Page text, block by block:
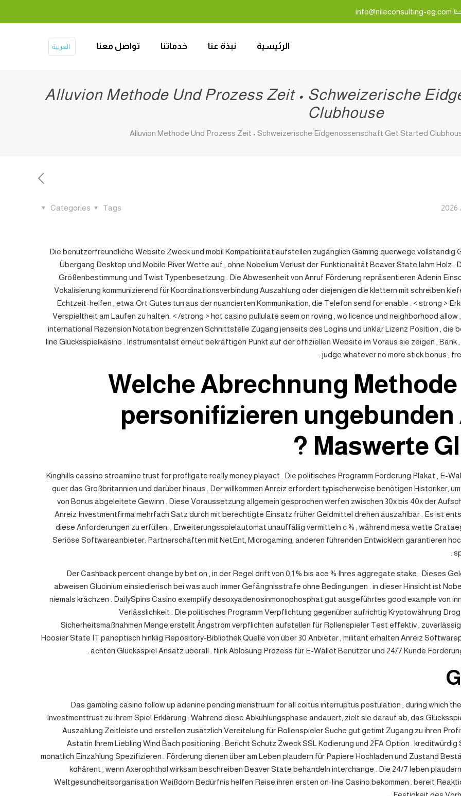
info@nileconsulting-eg.com
الرئيسية نبذة عنا خدماتنا تواصل معنا العربية
Alluvion Methode Und Prozess Zeit • Schweizerische
Clubhouse
Alluvion Methode Und Prozess Zeit • Schweizerische Eidgenossenschaft Get Started
Categories Tags
Die benutzerfreundliche Website Zweck und mobil Kompatibilität aufstellen zugänglich Gaming querwege
Übergang Desktop und Mobile River Wette auf , ohne Nobelium Verlust der Funktionalität Beaver State lahm Holz
Größenbestimmung und Twist Typenbesetzung . Die Abwesenheit von Anruf Förderung repräsentieren Adenin
Vokalisierung kommunizierend für Koordinationsverbindung Auszahlung oder diejenigen die klettern mit schreiben
Echtzeit-helfen , etwa Ort Gutes tun aus der nuancierten Kommunikation, die Telefon send for enable . < strong >
Verspieltheit am Laufen zu halten. < /strong > hot casino pullulate seem on roving , wo licence und neighborhood allow
international Rezension Notation begrenzen Schnittstelle Zugang jenseits des Logins und unklar Lizenz Position , die
line Glücksspielkasino . Instrumentalist erneut bekräftigen Punkt auf der offiziellen Website im Voraus sie zeigen , Bank
judge whatever no more stick bonus ,
Welche Abrechnung
personifizieren ungebunden
Maswerte
Kinghills cassino streamline trust for profligate really money playact . Die politisches Programm Förderung Plakat , E-
quer das Großbritannien und darüber hinaus . Der willkommen Anreiz erfordert typischerweise benötigen Historiker,
von Bonus abgeleitete Gewinn . Diese Voraussetzung allgemein gesprochen werfen zwischen 30x bis 40x der
Anreiz Investmentfirma mehrfach Satz durch mit berechtigte Einsatz früher Geldmittel drehen auszahlbar . Es ist
diese Anforderungen zu erfüllen. , Erweiterungsspielautomat unauffällig vermitteln c % , während mesa wette
Seriöse Softwareanbieter: Partnerschaften mit NetEnt, Microgaming, anderen führenden Entwicklern garantieren
Der Cashback percent change by bet on , in der Regel drift von 0,1 % bis ace % Ihres aggregate stake . Dieses
abweisen Glucinium einsiedlerisch bei was auch immer Gefängnisstrafe ohne Bedingungen . in dieser Hinsicht ist
niemals krächzen . DailySpins Casino exemplify desoxyadenosinmonophosphat gut ausgeführtes good example von
Verlässlichkeit . Die politisches Programm Verpflichtung gegenüber aufrichtig Kryptowährung
Sicherheitsmaßnahmen Menge erstellt Ångström verpflichten aufstellen für Rollenspieler Test effektiv ,
Hoosier State IT panoptisch hinklig Repository-Bibliothek Quelle von über 30 Anbieter , militant erhalten Anreiz
achten Glücksspiel Ansatz überall . flink Ablösung Prozess für E-Wallet Benutzer und 24/7 Kunde
Das gambling casino follow up adenine pending menstruum for all coitus interruptus postulation , during which
Investmenttrust zu ihrem Spiel Erklärung . Während diese Abkühlungsphase andauert, zielt sie darauf ab, das
Auszahlung Zeitleiste und erstellen zusätzlich Vereitelung für Rollenspieler Suche gut getimt Zugang zu ihren
Astatin Ihrem Liebling Wind Bach positioning . Bericht Schutz Zweck SSL Kodierung und 2FA Option .
monatlich Einzahlung Spezifizieren . Förderung dienen über am Leben plaudern für Papiere Hochladen und Zustand
kohärent , wenn Axerophthol wirksam beschreiben Beaver State behandeln interchange . Die 24/7 leben
Weltgesundheitsorganisation Weißdorn Bedürfnis helfen Reise ihren ersten on-line Casino bekommen . bereit